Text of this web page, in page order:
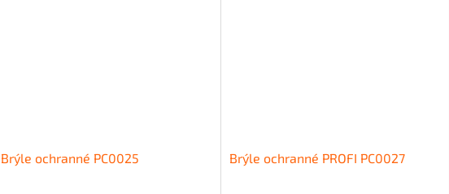
Brýle ochranné PC0025 Brýle ochranné PROFI PC0027